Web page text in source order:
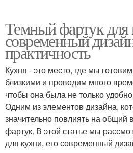
Темный фартук для
современный
практичность
Кухня - это место, где мы
близкими и проводим много
чтобы она была не только
Одним из элементов дизайна,
значительно повлиять на общий
фартук. В этой статье мы
для кухни, его современный